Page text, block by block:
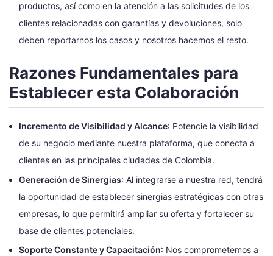
productos, así como en la atención a las solicitudes de los
clientes relacionadas con garantías y devoluciones, solo
deben reportarnos los casos y nosotros hacemos el resto.
Razones Fundamentales para
Establecer esta Colaboración
Incremento de Visibilidad y Alcance: Potencie la visibilidad
de su negocio mediante nuestra plataforma, que conecta a
clientes en las principales ciudades de Colombia.
Generación de Sinergias: Al integrarse a nuestra red, tendrá
la oportunidad de establecer sinergias estratégicas con otras
empresas, lo que permitirá ampliar su oferta y fortalecer su
base de clientes potenciales.
Soporte Constante y Capacitación: Nos comprometemos a